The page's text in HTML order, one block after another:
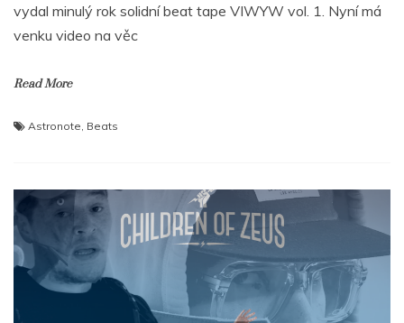
vydal minulý rok solidní beat tape VIWYW vol. 1. Nyní má
venku video na věc
Read More
Astronote Beats